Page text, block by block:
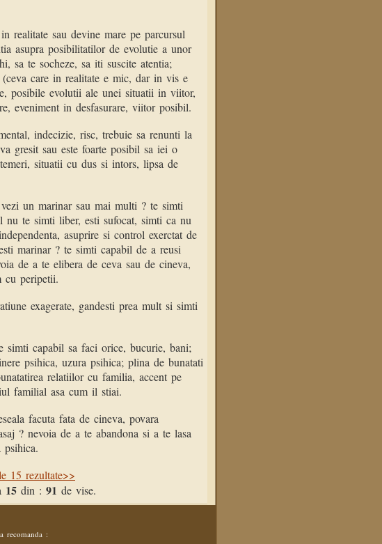
realitate sau devine mare pe parcursul
asupra posibilitatilor de evolutie a unor
sa te socheze, sa iti suscite atentia;
care in realitate e mic, dar in vis e
posibile evolutii ale unei situatii in viitor,
eveniment in desfasurare, viitor posibil.
indecizie, risc, trebuie sa renunti la
gresit sau este foarte posibil sa iei o
situatii cu dus si intors, lipsa de
un marinar sau mai multi ? te simti
nu te simti liber, esti sufocat, simti ca nu
asuprire si control exerctat de
marinar ? te simti capabil de a reusi
de a te elibera de ceva sau de cineva,
cu peripetii.
exagerate, gandesti prea mult si simti
simti capabil sa faci orice, bucurie, bani;
psihica, uzura psihica; plina de bunatati
relatiilor cu familia, accent pe
familial asa cum il stiai.
facuta fata de cineva, povara
? nevoia de a te abandona si a te lasa
psihica.
15 rezultate>>
15 din : 91 de vise.
recomanda :